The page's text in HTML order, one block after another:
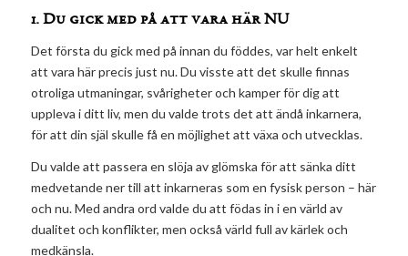
1. Du gick med på att vara här NU
Det första du gick med på innan du föddes, var helt enkelt
att vara här precis just nu. Du visste att det skulle finnas
otroliga utmaningar, svårigheter och kamper för dig att
uppleva i ditt liv, men du valde trots det att ändå inkarnera,
för att din själ skulle få en möjlighet att växa och utvecklas.
Du valde att passera en slöja av glömska för att sänka ditt
medvetande ner till att inkarneras som en fysisk person – här
och nu. Med andra ord valde du att födas in i en värld av
dualitet och konflikter, men också värld full av kärlek och
medkänsla.